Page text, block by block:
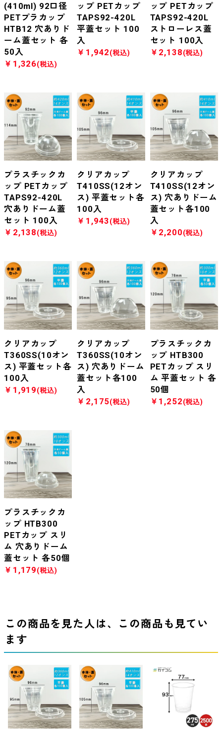
(410ml) 92口径
PETプラカップ
HTB12 穴ありド
ーム蓋セット 各
50入
￥1,326(税込)
ップ PETカップ
TAPS92-420L
平蓋セット 100
入
￥1,942(税込)
ップ PETカップ
TAPS92-420L
ストローレス蓋
セット 100入
￥2,138(税込)
プラスチックカ
ップ PETカップ
TAPS92-420L
穴ありドーム蓋
セット 100入
￥2,138(税込)
クリアカップ
T410SS(12オン
ス) 平蓋セット各
100入
￥1,943(税込)
クリアカップ
T410SS(12オン
ス) 穴ありドーム
蓋セット各100
入
￥2,200(税込)
クリアカップ
T360SS(10オン
ス) 平蓋セット各
100入
￥1,919(税込)
クリアカップ
T360SS(10オン
ス) 穴ありドーム
蓋セット各100
入
￥2,175(税込)
プラスチックカ
ップ HTB300
PETカップ スリ
ム 平蓋セット 各
50個
￥1,252(税込)
プラスチックカ
ップ HTB300
PETカップ スリ
ム 穴ありドーム
蓋セット 各50個
￥1,179(税込)
この商品を見た人は、この商品も見てい
ます